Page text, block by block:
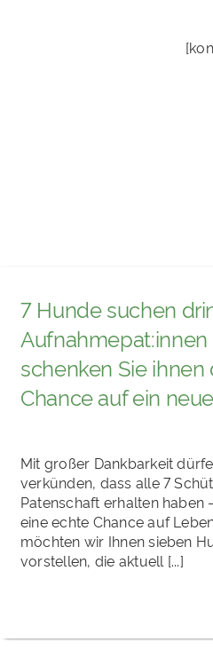
7 Hunde suchen
Aufnahmepat:innen
schenken Sie ihnen
Chance auf ein
Mit großer Dankbarkeit
verkünden, dass alle 7
Patenschaft erhalten haben
eine echte Chance auf
möchten wir Ihnen sieben
vorstellen, die aktuell [...]